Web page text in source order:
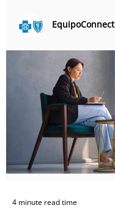
EquipoConnect
4 minute read time